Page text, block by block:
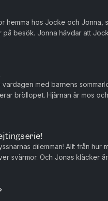
hemma hos Jocke och Jonna,
på besök. Jonna hävdar att
på ett nytt artistnamn ti...
med barnens
bröllopet. Hjärnan är mos
på sitt egna lilla vis. Och ...
dilemman! Allt från hur
svärmor. Och Jonas kläcker